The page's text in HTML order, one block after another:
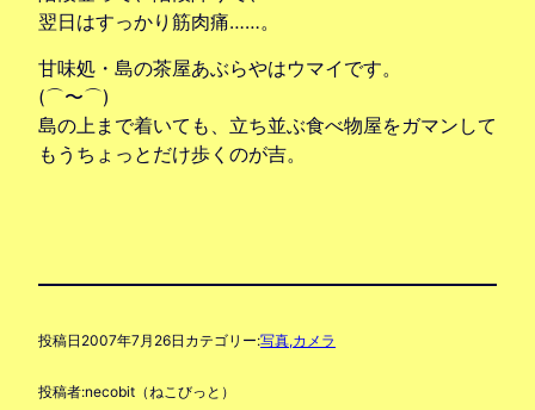
翌日はすっかり筋肉痛……。
甘味処・島の茶屋あぶらやはウマイです。
(⌒〜⌒)
島の上まで着いても、立ち並ぶ食べ物屋をガマンして
もうちょっとだけ歩くのが吉。
投稿日 2007年7月26日 カテゴリー:写真,カメラ
投稿者:necobit（ねこびっと）